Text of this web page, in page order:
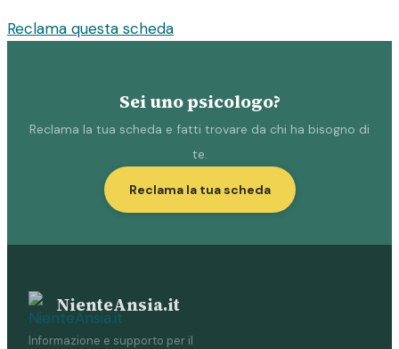
Reclama questa scheda
Sei uno psicologo?
Reclama la tua scheda e fatti trovare da chi ha bisogno di
te.
Reclama la tua scheda
NienteAnsia.it
Informazione e supporto per il